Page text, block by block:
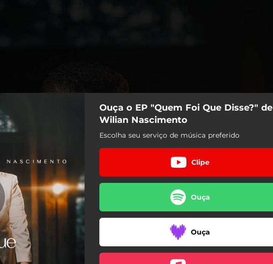
Disse
Não Mude a Rota
Santo Espírito
Que Deus É Esse
É na Hora Certa
Ouça o EP "Quem Foi Que Disse?" de
Wilian Nascimento
Escolha seu serviço de música preferido
Clipe
Ouça
Ouça